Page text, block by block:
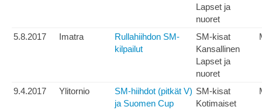
Lapset ja
nuoret
5.8.2017 Imatra
Rullahiihdon SM-
kilpailut
SM-kisat
Kansallinen
Lapset ja
nuoret
9.4.2017 Ylitornio
SM-hiihdot (pitkät V)
ja Suomen Cup
SM-kisat
Kotimaiset